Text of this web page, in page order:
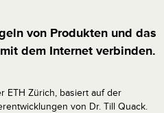
von Produkten und das
dem Internet verbinden.
ETH Zürich, basiert auf der
von Dr. Till Quack.